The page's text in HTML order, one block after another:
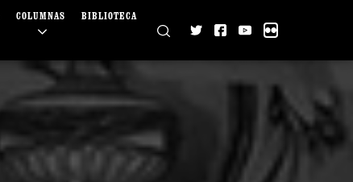
COLUMNAS BIBLIOTECA